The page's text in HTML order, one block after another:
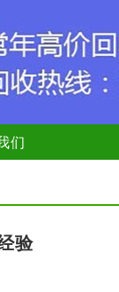
们
验